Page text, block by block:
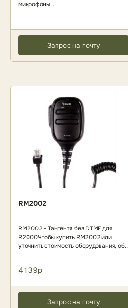
микрофоны ..
Запрос на почту
RM2002
RM2002 - Тангента без DTMF для
R2000Чтобы купить RM2002 или
уточнить стоимость оборудования, об..
4139р.
Запрос на почту